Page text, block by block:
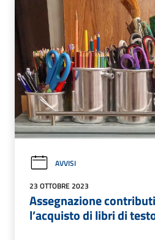
AVVISI
23 OTTOBRE 2023
Assegnazione
l’acquisto di libri di